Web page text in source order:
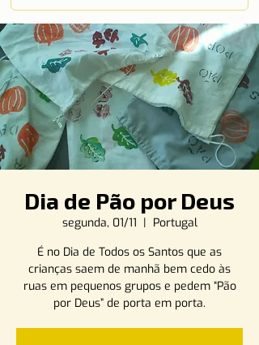
Dia de Pão por Deus
segunda, 01/11
  |
Portugal
É no Dia de Todos os Santos que as
crianças saem de manhã bem cedo às
ruas em pequenos grupos e pedem “Pão
por Deus” de porta em porta.